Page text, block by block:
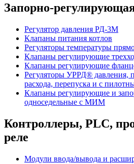
Запорно-
Регулятор давления РД-3М
Клапаны питания котлов
Регуляторы температуры
Клапаны регулирующие
Клапаны регулирующие
Регуляторы УРРД® давления,
расхода, перепуска и с
Клапаны регулирующие и
односедельные с МИМ
Контроллеры, PLС,
реле
Модули ввода/вывода и